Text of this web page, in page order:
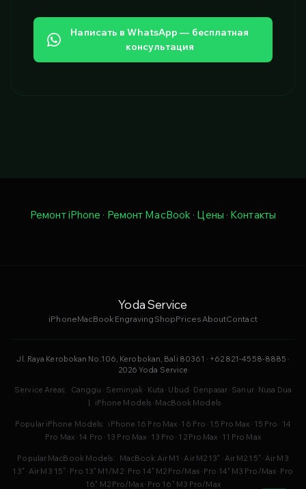
Написать в WhatsApp — бесплатная
консультация
Ремонт iPhone · Ремонт MacBook · Цены · Контакты
Yoda Service
iPhoneMacBook Engraving ShopPricesAboutContact
Jl. Raya Kerobokan No.106, Kerobokan, Bali 80361 · +62 821-4558-8885 ·
2026 Yoda Service
Service Areas: Canggu · Seminyak · Kuta · Ubud · Denpasar· Sanur· Nusa Dua
iPhone Models · MacBook Models
Popular iPhone Models: iPhone 16 Pro Max · 16 Pro · 15 Pro Max · 15 Pro · 14
Pro Max· 14 Pro · 13 Pro Max · 13 Pro · 12 Pro Max · 11 Pro Max
Popular MacBook Models: MacBook Air M1 ·Air M2 13" ·Air M2 15" ·Air M3
13" ·Air M3 15" · Pro 13" M1/M2· Pro 14" M2 Pro/Max· Pro 14" M3 Pro/Max· Pro
16" M2 Pro/Max· Pro 16" M3 Pro/Max